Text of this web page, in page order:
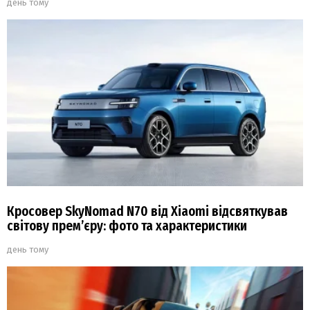
день тому
Кросовер SkyNomad N70 від Xiaomi відсвяткував
світову прем’єру: фото та характеристики
день тому